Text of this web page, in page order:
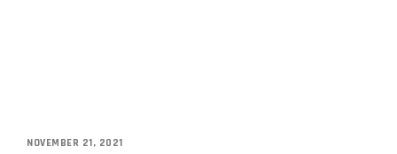
NOVEMBER 21, 2021